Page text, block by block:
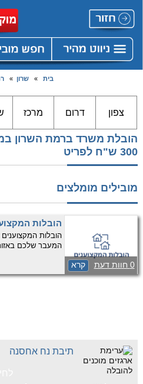
בית » שרון »
צפון דרום מרכז
הובלת משרד ברמת השרון
300 ש"ח לפריט
מובילים מומלצים
0 חוות דעת קרא
הובלות
הובלות
המעבר שלכם
מקצועי. מעבר
תיבת נח אחסנה